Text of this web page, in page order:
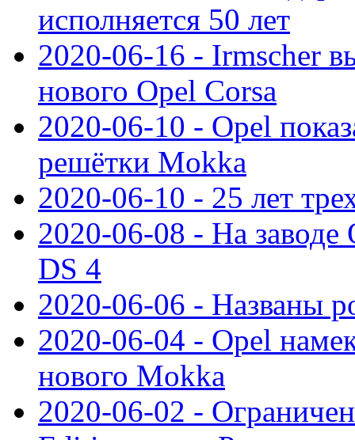
исполняется 50 лет
2020-06-16 - Irmscher
нового Opel Corsa
2020-06-10 - Opel
решётки Mokka
2020-06-10 - 25 лет
2020-06-08 - На заводе
DS 4
2020-06-06 - Названы
2020-06-04 - Opel
нового Mokka
2020-06-02 -